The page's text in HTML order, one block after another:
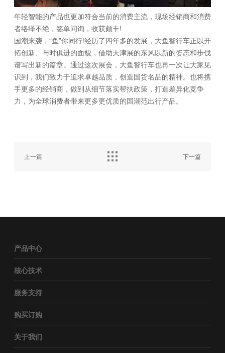
年轻智能的产品也更加符合当前的消费主流，现场经销商和消费
者络绎不绝，签单问询，收获颇丰!
国潮来袭，“鱼”你同行!经历了四年多的发展，大鱼智行车正以开
拓创新、与时俱进的面貌，借助天津展的东风以新的姿态和步伐
谱写出新的篇章。通过这次展会，大鱼智行车也再一次让大家见
识到，我们致力于追求卓越品质，创造国货名品的精神。也将携
手更多的经销商，做到从细节落实帮扶政策，打造差异化竞争
力，为全球消费者带来更多更优质的国潮范出行产品。
上一篇 下一篇
产品中心
核心技术
服务支持
购买订购
关于我们